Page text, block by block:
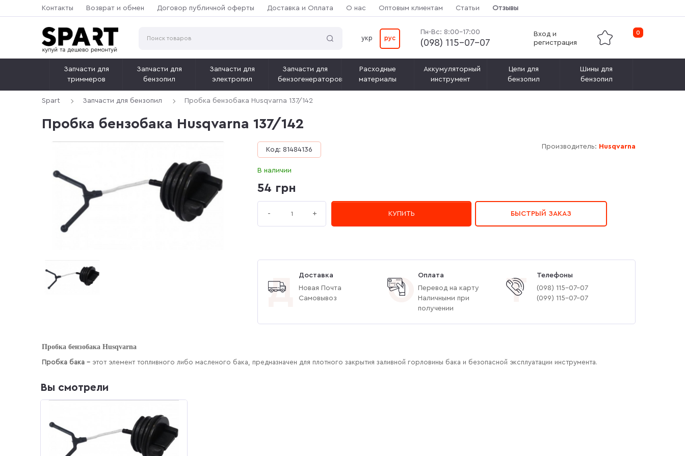
Контакты Возврат и обмен Договор публичной оферты Доставка и Оплата О нас Оптовым клиентам Статьи Отзывы
0
Вход и
регистрация
Пн-Вс: 8:00-17:00
(‎098) 115-07-07
укр рус
Запчасти для
триммеров
Запчасти для
бензопил
Запчасти для
электропил
Запчасти для
бензогенераторов
Расходные
материалы
Аккумуляторный
инструмент
Цепи для
бензопил
Шины для
бензопил
Spart Запчасти для бензопил Пробка бензобака Husqvarna 137/142
Пробка бензобака Husqvarna 137/142
Производитель: Husqvarna
Код: 81484136
В наличии
54 грн
- + КУПИТЬ БЫСТРЫЙ ЗАКАЗ
Д
Доставка
Новая Почта
Самовывоз
О
Оплата
Перевод на карту
Наличными при
получении
Т
Телефоны
(‎098) 115-07-07
(‎099) 115-07-07
Пробка бензобака Husqvarna
Пробка бака – этот элемент топливного либо масленого бака, предназначен для плотного закрытия заливной горловины бака и безопасной эксплуатации инструмента.
Вы смотрели